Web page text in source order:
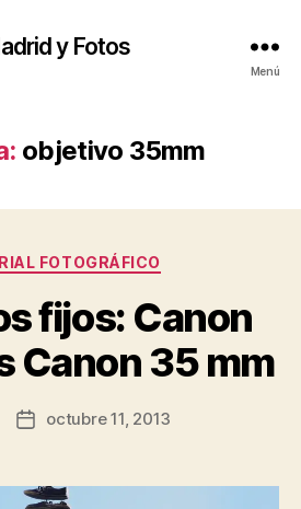
y Fotos
Menú
objetivo 35mm
Categorías
FOTOGRÁFICO
fijos: Canon
Canon 35 mm
Fecha
entrada
octubre 11, 2013